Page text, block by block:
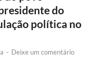
do
política no
- Deixe um comentário